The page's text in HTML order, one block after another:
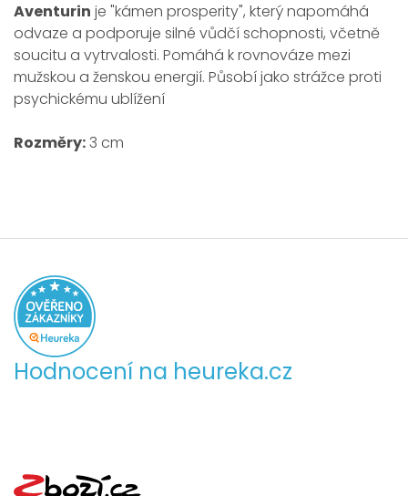
Aventurin je "kámen prosperity", který napomáhá
odvaze a podporuje silné vůdčí schopnosti, včetně
soucitu a vytrvalosti. Pomáhá k rovnováze mezi
mužskou a ženskou energií. Působí jako strážce proti
psychickému ublížení
Rozměry:3 cm
Hodnocení na heureka.cz